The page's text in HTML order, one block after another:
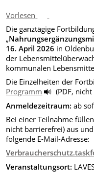
Vorlesen
Die ganztägige
„
16. April 2026 in
der
kommunalen
Die Einzelheiten der
Programm
(PDF,
Anmeldezeitraum: ab
Bei einer Teilnahme
nicht barrierefrei) aus
folgende E-Mail-Adresse:
Veranstaltungsort: